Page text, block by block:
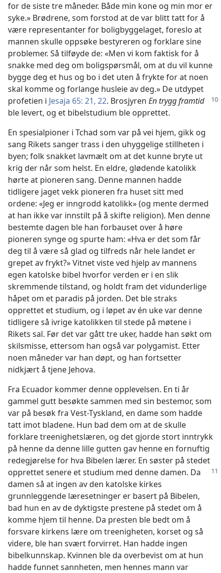
for de siste tre måneder. Både min kone og min mor er
syke.» Brødrene, som forstod at de var blitt tatt for å
være representanter for boligbyggelaget, foreslo at
mannen skulle oppsøke bestyreren og forklare sine
problemer. Så tilføyde de: «Men vi kom faktisk for å
snakke med deg om boligspørsmål, om at du vil kunne
bygge deg et hus og bo i det uten å frykte for at noen
skal komme og forlange husleie av deg.» De utdypet
profetien i Jesaja 65: 21, 22. Brosjyren En trygg framtid
ble levert, og et bibelstudium ble opprettet.
En spesialpioner i Tchad som var på vei hjem, gikk og
sang Rikets sanger trass i den uhyggelige stillheten i
byen; folk snakket lavmælt om at det kunne bryte ut
krig der når som helst. En eldre, glødende katolikk
hørte at pioneren sang. Denne mannen hadde
tidligere jaget vekk pioneren fra huset sitt med
ordene: «Jeg er inngrodd katolikk» (og mente dermed
at han ikke var innstilt på å skifte religion). Men denne
bestemte dagen ble han forbauset over å høre
pioneren synge og spurte ham: «Hva er det som får
deg til å være så glad og tilfreds når hele landet er
grepet av frykt?» Vitnet viste ved hjelp av mannens
egen katolske bibel hvorfor verden er i en slik
skremmende tilstand, og holdt fram det vidunderlige
håpet om et paradis på jorden. Det ble straks
opprettet et studium, og i løpet av én uke var denne
tidligere så ivrige katolikken til stede på møtene i
Rikets sal. Før det var gått tre uker, hadde han søkt om
skilsmisse, ettersom han også var polygamist. Etter
noen måneder var han døpt, og han fortsetter
nidkjært å tjene Jehova.
Fra Ecuador kommer denne opplevelsen. En ti år
gammel gutt besøkte sammen med sin bestemor, som
var på besøk fra Vest-Tyskland, en dame som hadde
tatt imot bladene. Hun bad dem om at de skulle
forklare treenighetslæren, og det gjorde stort inntrykk
på henne da denne lille gutten gav henne en fornuftig
redegjørelse for hva Bibelen lærer. En søster på stedet
opprettet senere et studium med denne damen. Da
damen så at ingen av den katolske kirkes
grunnleggende læresetninger er basert på Bibelen,
bad hun en av de dyktigste prestene på stedet om å
komme hjem til henne. Da presten ble bedt om å
forsvare kirkens lære om treenigheten, korset og så
videre, ble han svært forvirret. Han hadde ingen
bibelkunnskap. Kvinnen ble da overbevist om at hun
hadde funnet sannheten, men hennes mann var